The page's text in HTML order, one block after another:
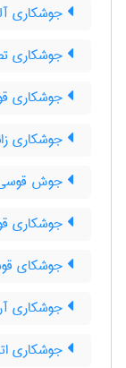
جوشکاری
جوشکاری
جوشکاری
جوشکاری
جوش
جوشکاری
جوشکای
جوشکاری
جوشکاری